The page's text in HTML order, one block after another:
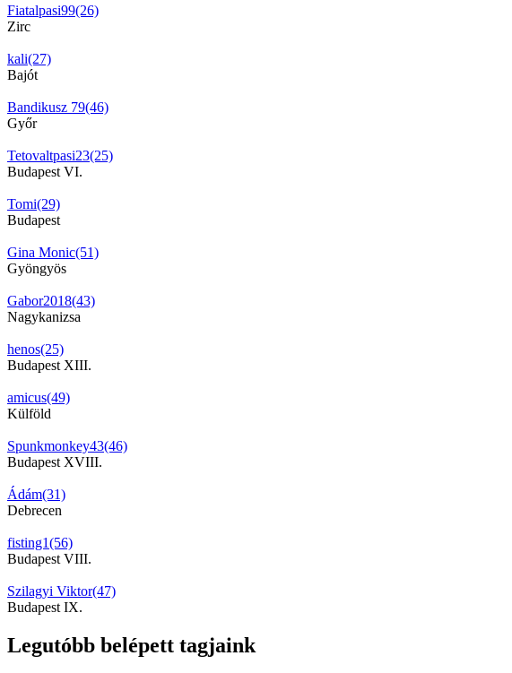
Fiatalpasi99(26)
Zirc
kali(27)
Bajót
Bandikusz 79(46)
Győr
Tetovaltpasi23(25)
Budapest VI.
Tomi(29)
Budapest
Gina Monic(51)
Gyöngyös
Gabor2018(43)
Nagykanizsa
henos(25)
Budapest XIII.
amicus(49)
Külföld
Spunkmonkey43(46)
Budapest XVIII.
Ádám(31)
Debrecen
fisting1(56)
Budapest VIII.
Szilagyi Viktor(47)
Budapest IX.
Legutóbb belépett tagjaink